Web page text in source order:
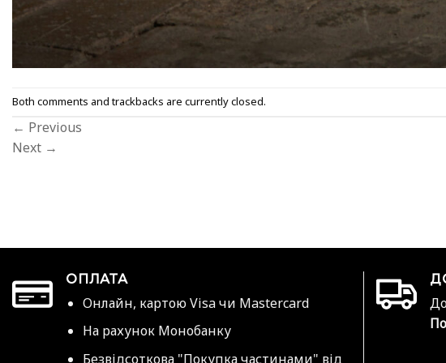
Both comments and trackbacks are currently closed.
← Previous
Next →
ОПЛАТА
Онлайн, картою Visa чи Mastercard
На рахунок Монобанку
Безвідсоткова "Покупка частинами" від